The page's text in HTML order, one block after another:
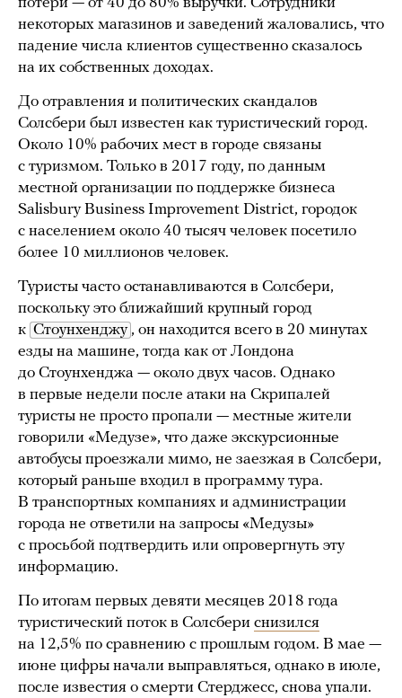
потери — от 40 до 80% выручки. Сотрудники
некоторых магазинов и заведений жаловались, что
падение числа клиентов существенно сказалось
на их собственных доходах.
До отравления и политических скандалов
Солсбери был известен как туристический город.
Около 10% рабочих мест в городе связаны
с туризмом. Только в 2017 году, по данным
местной организации по поддержке бизнеса
Salisbury Business Improvement District, городок
с населением около 40 тысяч человек посетило
более 10 миллионов человек.
Туристы часто останавливаются в Солсбери,
поскольку это ближайший крупный город
к Стоунхенджу , он находится всего в 20 минутах
езды на машине, тогда как от Лондона
до Стоунхенджа — около двух часов. Однако
в первые недели после атаки на Скрипалей
туристы не просто пропали — местные жители
говорили «Медузе», что даже экскурсионные
автобусы проезжали мимо, не заезжая в Солсбери,
который раньше входил в программу тура.
В транспортных компаниях и администрации
города не ответили на запросы «Медузы»
с просьбой подтвердить или опровергнуть эту
информацию.
По итогам первых девяти месяцев 2018 года
туристический поток в Солсбери снизился
на 12,5% по сравнению с прошлым годом. В мае —
июне цифры начали выправляться, однако в июле,
после известия о смерти Стерджесс, снова упали.